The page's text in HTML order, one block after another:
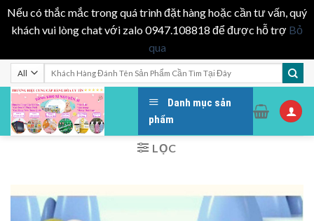
Nếu có thắc mắc trong quá trình đặt hàng hoặc cần tư vấn, quý
khách vui lòng chat với zalo 0947.108818 để được hỗ trợ Bỏ
qua
Skip
to
content
Danh mục sản
phẩm
LỌC